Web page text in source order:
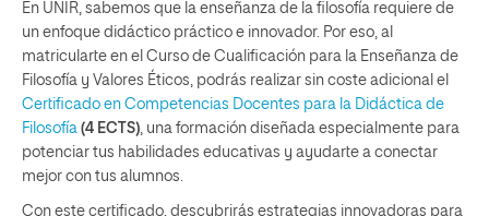
En UNIR, sabemos que la enseñanza de la filosofía requiere de
un enfoque didáctico práctico e innovador. Por eso, al
matricularte en el Curso de Cualificación para la Enseñanza de
Filosofía y Valores Éticos, podrás realizar sin coste adicional el
Certificado en Competencias Docentes para la Didáctica de
Filosofía (4 ECTS), una formación diseñada especialmente para
potenciar tus habilidades educativas y ayudarte a conectar
mejor con tus alumnos.
Con este certificado, descubrirás estrategias innovadoras para